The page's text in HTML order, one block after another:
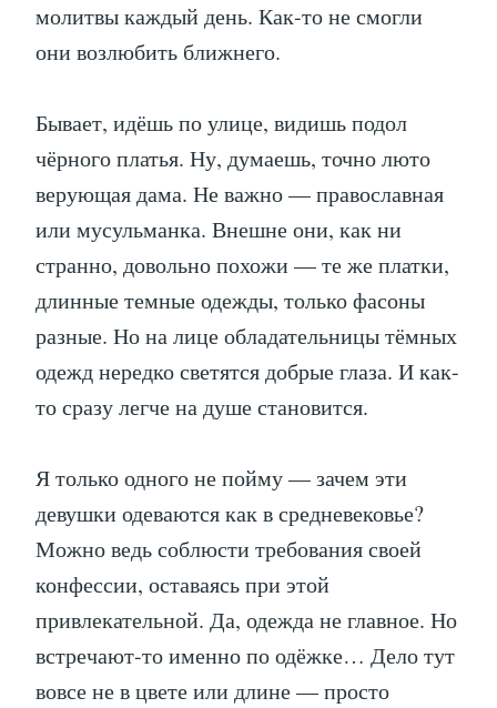
молитвы каждый день. Как-то не смогли
они возлюбить ближнего.
Бывает, идёшь по улице, видишь подол
чёрного платья. Ну, думаешь, точно люто
верующая дама. Не важно — православная
или мусульманка. Внешне они, как ни
странно, довольно похожи — те же платки,
длинные темные одежды, только фасоны
разные. Но на лице обладательницы тёмных
одежд нередко светятся добрые глаза. И как-
то сразу легче на душе становится.
Я только одного не пойму — зачем эти
девушки одеваются как в средневековье?
Можно ведь соблюсти требования своей
конфессии, оставаясь при этой
привлекательной. Да, одежда не главное. Но
встречают-то именно по одёжке… Дело тут
вовсе не в цвете или длине — просто